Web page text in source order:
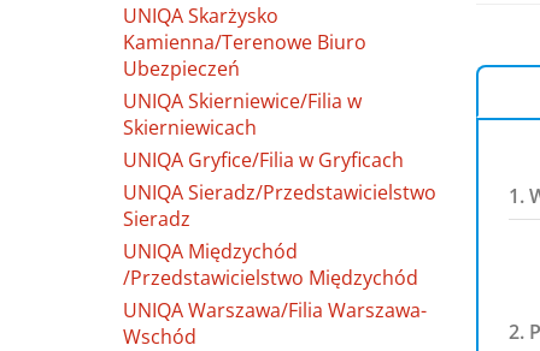
UNIQA Skarżysko
Kamienna/Terenowe Biuro
Ubezpieczeń
UNIQA Skierniewice/Filia w
Skierniewicach
UNIQA Gryfice/Filia w Gryficach
UNIQA Sieradz/Przedstawicielstwo
Sieradz
UNIQA Międzychód
/Przedstawicielstwo Międzychód
UNIQA Warszawa/Filia Warszawa-
Wschód
1.
2.